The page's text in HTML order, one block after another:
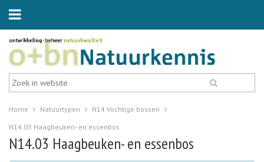
Home Natuurtypen
N14 Vochtige bossen
N14.03 Haagbeuken- en essenbos
N14.03 Haagbeuken- en essenbos